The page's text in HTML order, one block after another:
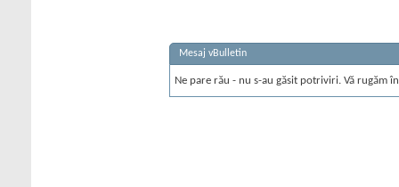
Mesaj vBulletin
Ne pare rău - nu s-au găsit potriviri. Vă rugăm